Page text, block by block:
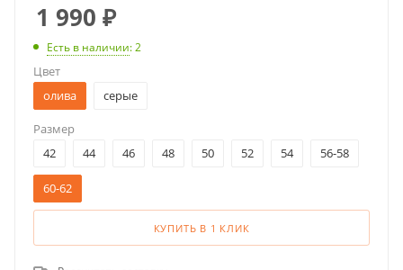
1 990 ₽
Есть в наличии: 2
Цвет
олива
серые
Размер
42
44 46 48 50 52 54 56-58
60-62
КУПИТЬ В 1 КЛИК